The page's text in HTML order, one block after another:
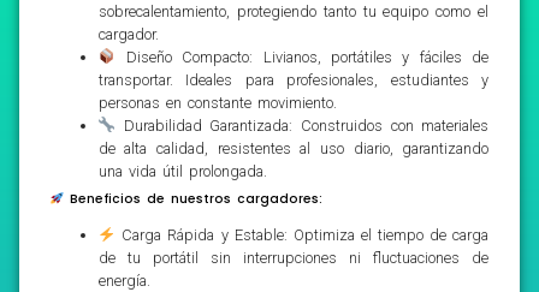
sobrecalentamiento, protegiendo tanto tu equipo como el
cargador.
Diseño Compacto: Livianos, portátiles y fáciles de
transportar. Ideales para profesionales, estudiantes y
personas en constante movimiento.
Durabilidad Garantizada: Construidos con materiales
de alta calidad, resistentes al uso diario, garantizando
una vida útil prolongada.
Beneficios de nuestros cargadores:
Carga Rápida y Estable: Optimiza el tiempo de carga
de tu portátil sin interrupciones ni fluctuaciones de
energía.